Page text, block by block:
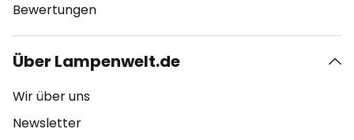
Bewertungen
Über Lampenwelt.de
Wir über uns
Newsletter